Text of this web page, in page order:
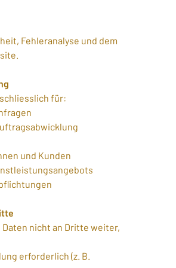
Fehleranalyse und dem
für:
und Kunden
nicht an Dritte weiter,
erforderlich (z. B.